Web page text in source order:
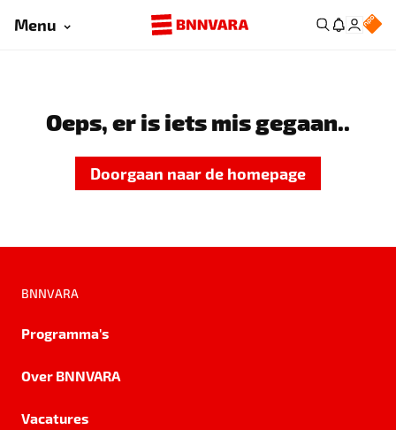
Menu
Oeps, er is iets mis gegaan..
Doorgaan naar de homepage
BNNVARA
Programma's
Over BNNVARA
Vacatures